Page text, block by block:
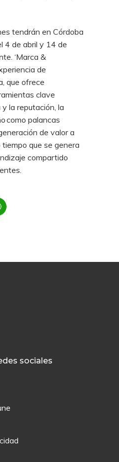
tendrán en Córdoba
4 de abril y 14 de
‘Marca &
de
que ofrece
clave
la reputación, la
como palancas
de valor a
que se genera
compartido
sociales